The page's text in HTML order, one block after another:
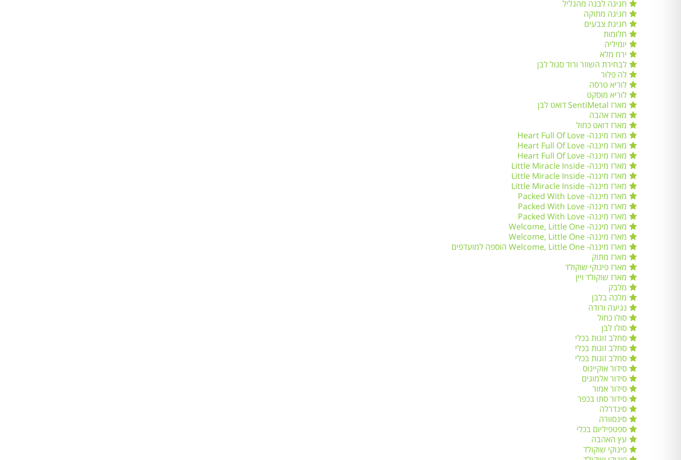
חגיגה לבנה מהגליל
חגיגה מתוקה
חגיגת צבעים
חלומות
יומיליה
ירח מלא
לבחירת השוזר ורוד סגול לבן
לה פלור
לוריא טרסה
לוריא מוסקט
מארז SentiMetal דואט לבן
מארז אהבה
מארז דואט כחול
מארז מיננה- Heart Full Of Love
מארז מיננה- Heart Full Of Love
מארז מיננה- Heart Full Of Love
מארז מיננה- Little Miracle Inside
מארז מיננה- Little Miracle Inside
מארז מיננה- Little Miracle Inside
מארז מיננה- Packed With Love
מארז מיננה- Packed With Love
מארז מיננה- Packed With Love
מארז מיננה- Welcome, Little One
מארז מיננה- Welcome, Little One
מארז מיננה- Welcome, Little One הוספה למועדפים
מארז מתוק
מארז פינוקי שוקולד
מארז שוקולד ויין
מלבק
מלכה בלבן
נגיעה ורודה
סולו כחול
סולו לבן
סחלב זוגות בכלי
סחלב זוגות בכלי
סחלב זוגות בכלי
סידור אוקיינוס
סידור אלמוגים
סידור אמור
סידור סתו בכפר
סינדרלה
סינסוורה
ספטפיליום בכלי
עץ האהבה
פינוקי שוקולד